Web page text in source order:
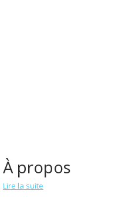
À propos
Lire la suite